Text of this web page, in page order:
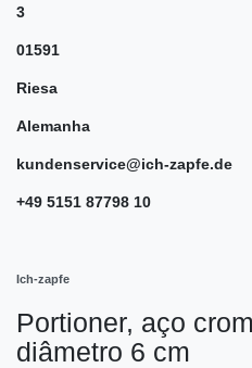
3
01591
Riesa
Alemanha
kundenservice@ich-zapfe.de
+49 5151 87798 10
Ich-zapfe
Portioner, aço
diâmetro 6 cm